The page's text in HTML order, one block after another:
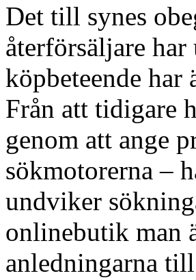
Det till synes
återförsäljare
köpbeteende har
Från att tidigare
genom att ange
sökmotorerna –
undviker
onlinebutik man
anledningarna